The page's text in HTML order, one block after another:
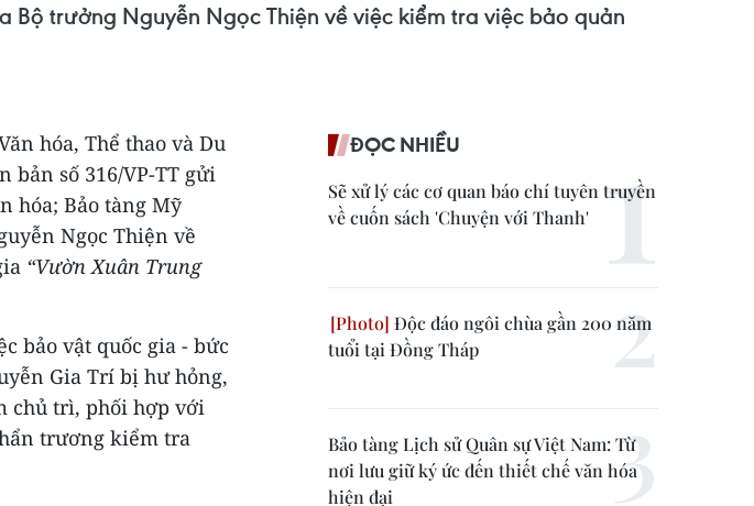
Bộ trưởng Nguyễn Ngọc Thiện về việc kiểm tra việc bảo quản
hóa, Thể thao và Du
bản số 316/VP-TT gửi
hóa; Bảo tàng Mỹ
Ngọc Thiện về
“Vườn Xuân Trung
bảo vật quốc gia - bức
Gia Trí bị hư hỏng,
chủ trì, phối hợp với
trương kiểm tra
ĐỌC NHIỀU
Sẽ xử lý các cơ quan báo chí tuyên truyền
về cuốn sách 'Chuyện với Thanh'
Độc đáo ngôi chùa gần 200 năm
tuổi tại Đồng Tháp
Bảo tàng Lịch sử Quân sự Việt Nam: Từ
nơi lưu giữ ký ức đến thiết chế văn hóa
hiện đại